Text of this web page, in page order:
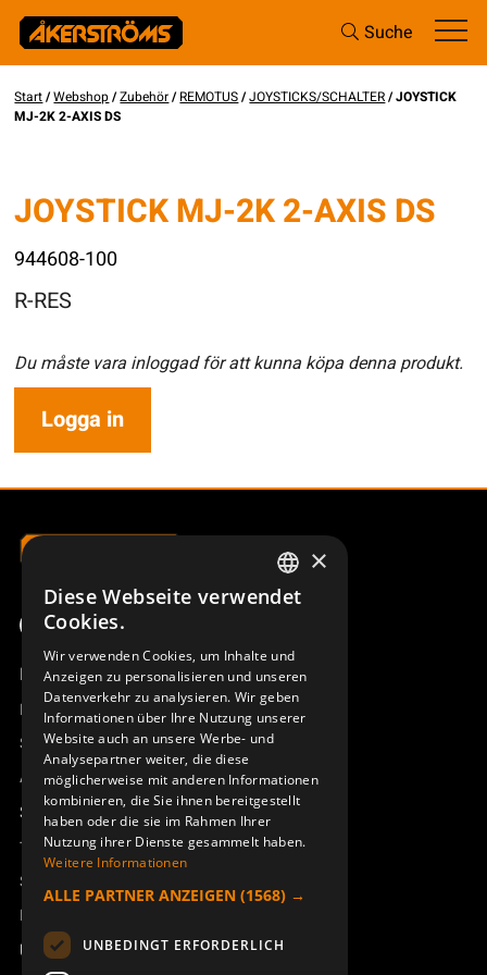
Suche
Start/Webshop/Zubehör/REMOTUS/JOYSTICKS/SCHALTER/ JOYSTICK
MJ-2K 2-AXIS DS
JOYSTICK MJ-2K 2-AXIS DS
944608-100
R-RES
Du måste vara inloggad för att kunna köpa denna produkt.
Logga in
Produktübersicht
Remotus
Sesam
Access_Ctrl
Support
Technischer Support
Service buchen
Handbücher und Videoanleitungen
Über Åkerströms
SWEDISH
DEUTSCH
×
Diese Webseite verwendet
Cookies.
Wir verwenden Cookies, um Inhalte und
Anzeigen zu personalisieren und unseren
Datenverkehr zu analysieren. Wir geben
Informationen über Ihre Nutzung unserer
Website auch an unsere Werbe- und
Analysepartner weiter, die diese
möglicherweise mit anderen Informationen
kombinieren, die Sie ihnen bereitgestellt
haben oder die sie im Rahmen Ihrer
Nutzung ihrer Dienste gesammelt haben.
Weitere Informationen
ALLE PARTNER ANZEIGEN (1568) →
UNBEDINGT ERFORDERLICH